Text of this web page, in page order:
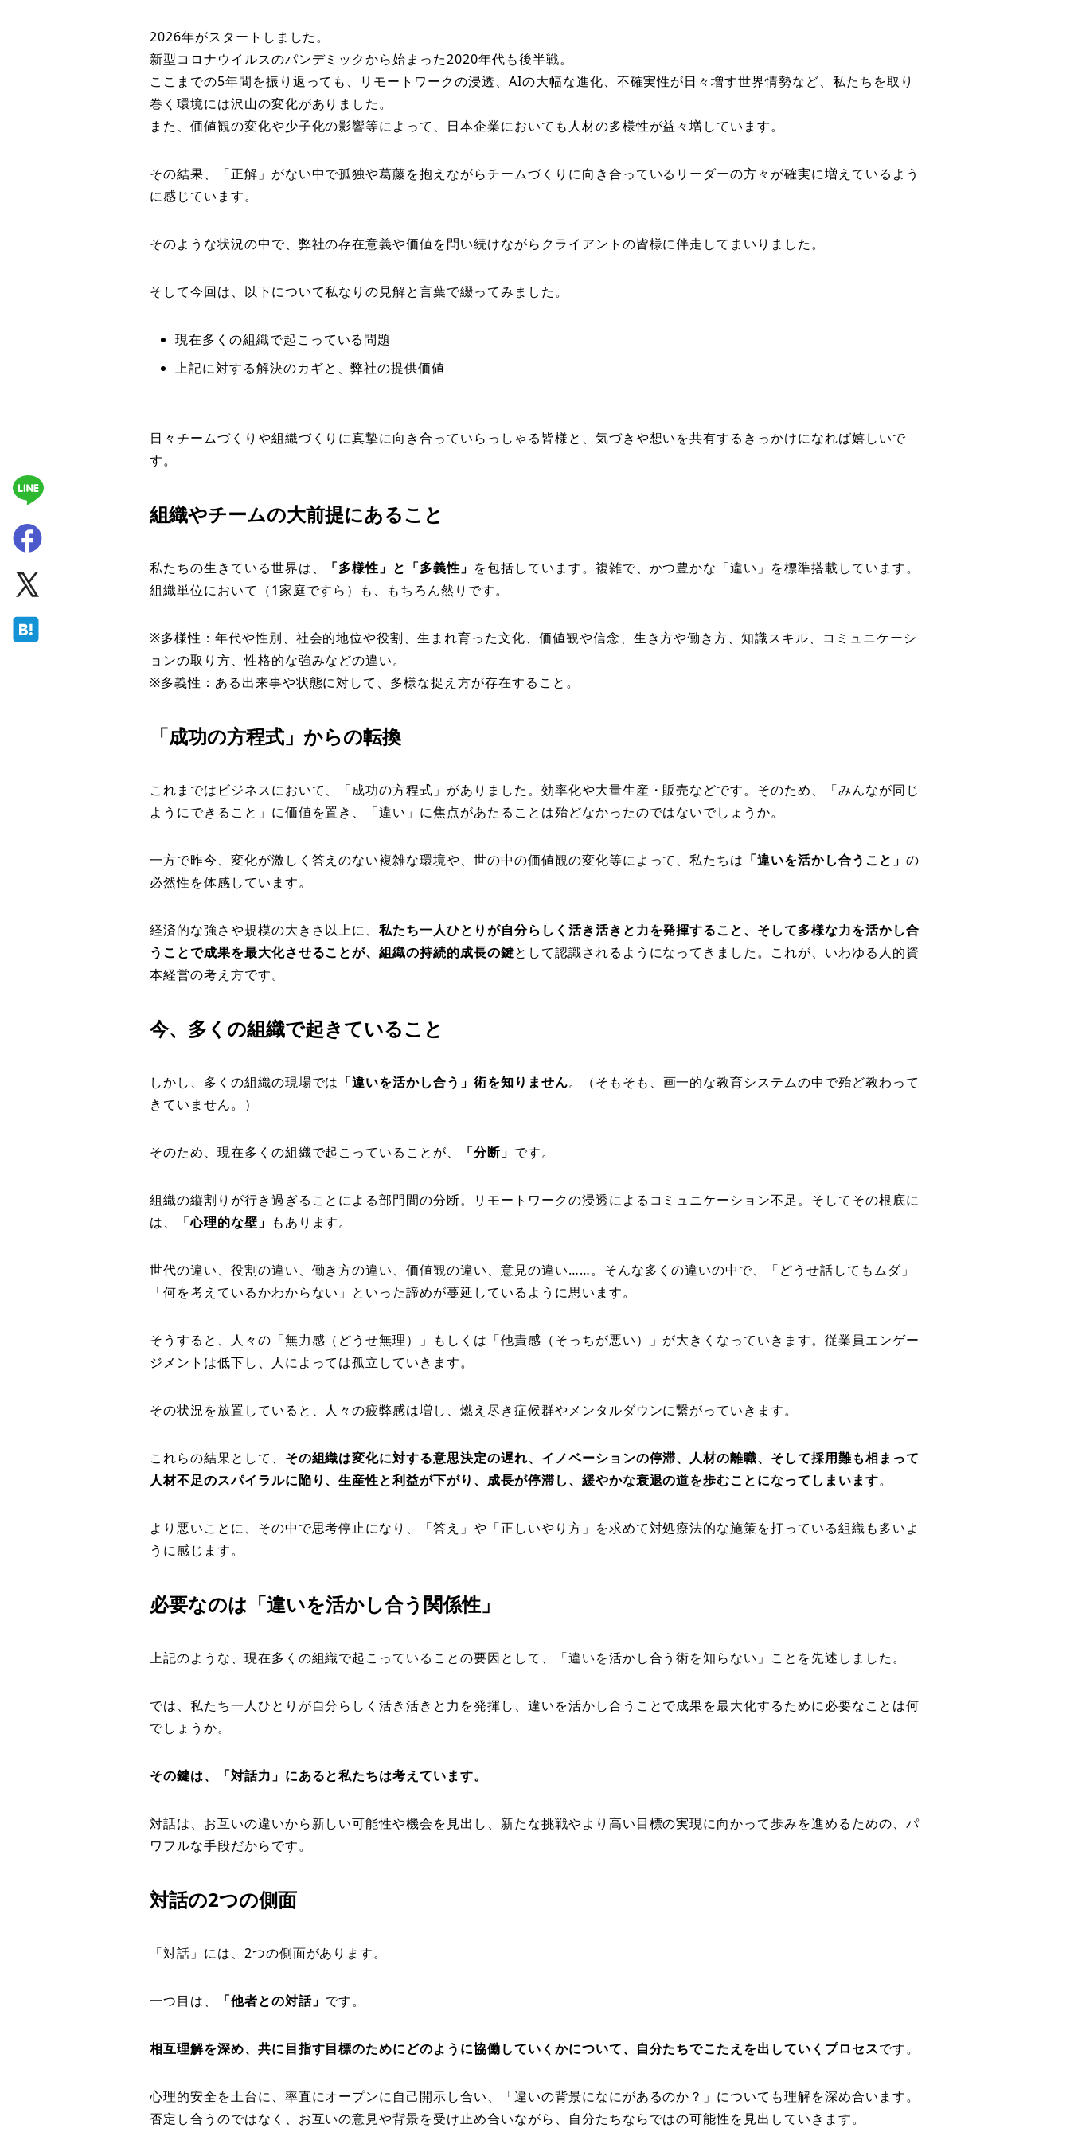
2026年がスタートしました。
新型コロナウイルスのパンデミックから始まった2020年代も後半戦。
ここまでの5年間を振り返っても、リモートワークの浸透、AIの大幅な進化、不確実性が日々増す世界情勢など、私たちを取り
巻く環境には沢山の変化がありました。
また、価値観の変化や少子化の影響等によって、日本企業においても人材の多様性が益々増しています。
その結果、「正解」がない中で孤独や葛藤を抱えながらチームづくりに向き合っているリーダーの方々が確実に増えているよう
に感じています。
そのような状況の中で、弊社の存在意義や価値を問い続けながらクライアントの皆様に伴走してまいりました。
そして今回は、以下について私なりの見解と言葉で綴ってみました。
現在多くの組織で起こっている問題
上記に対する解決のカギと、弊社の提供価値
日々チームづくりや組織づくりに真摯に向き合っていらっしゃる皆様と、気づきや想いを共有するきっかけになれば嬉しいで
す。
組織やチームの大前提にあること
私たちの生きている世界は、 「多様性」と「多義性」 を包括しています。複雑で、かつ豊かな「違い」を標準搭載しています。
組織単位において（1家庭ですら）も、もちろん然りです。
※多様性：年代や性別、社会的地位や役割、生まれ育った文化、価値観や信念、生き方や働き方、知識スキル、コミュニケーシ
ョンの取り方、性格的な強みなどの違い。
※多義性：ある出来事や状態に対して、多様な捉え方が存在すること。
「成功の方程式」からの転換
これまではビジネスにおいて、「成功の方程式」がありました。効率化や大量生産・販売などです。そのため、「みんなが同じ
ようにできること」に価値を置き、「違い」に焦点があたることは殆どなかったのではないでしょうか。
一方で昨今、変化が激しく答えのない複雑な環境や、世の中の価値観の変化等によって、私たちは 「違いを活かし合うこと」 の
必然性を体感しています。
経済的な強さや規模の大きさ以上に、私たち一人ひとりが自分らしく活き活きと力を発揮すること、そして多様な力を活かし合
うことで成果を最大化させることが、組織の持続的成長の鍵として認識されるようになってきました。これが、いわゆる人的資
本経営の考え方です。
今、多くの組織で起きていること
しかし、多くの組織の現場では 「違いを活かし合う」術を知りません。（そもそも、画一的な教育システムの中で殆ど教わって
きていません。）
そのため、現在多くの組織で起こっていることが、 「分断」 です。
組織の縦割りが行き過ぎることによる部門間の分断。リモートワークの浸透によるコミュニケーション不足。そしてその根底に
は、
「心理的な壁」 もあります。
世代の違い、役割の違い、働き方の違い、価値観の違い、意見の違い……。そんな多くの違いの中で、「どうせ話してもムダ」
「何を考えているかわからない」といった諦めが蔓延しているように思います。
そうすると、人々の「無力感（どうせ無理）」もしくは「他責感（そっちが悪い）」が大きくなっていきます。従業員エンゲー
ジメントは低下し、人によっては孤立していきます。
その状況を放置していると、人々の疲弊感は増し、燃え尽き症候群やメンタルダウンに繋がっていきます。
これらの結果として、 その組織は変化に対する意思決定の遅れ、イノベーションの停滞、人材の離職、そして採用難も相まって
人材不足のスパイラルに陥り、生産性と利益が下がり、成長が停滞し、緩やかな衰退の道を歩むことになってしまいます。
より悪いことに、その中で思考停止になり、「答え」や「正しいやり方」を求めて対処療法的な施策を打っている組織も多いよ
うに感じます。
必要なのは「違いを活かし合う関係性」
上記のような、現在多くの組織で起こっていることの要因として、「違いを活かし合う術を知らない」ことを先述しました。
では、私たち一人ひとりが自分らしく活き活きと力を発揮し、違いを活かし合うことで成果を最大化するために必要なことは何
でしょうか。
その鍵は、「対話力」にあると私たちは考えています。
対話は、お互いの違いから新しい可能性や機会を見出し、新たな挑戦やより高い目標の実現に向かって歩みを進めるための、パ
ワフルな手段だからです。
対話の2つの側面
「対話」には、2つの側面があります。
一つ目は、 「他者との対話」 です。
相互理解を深め、共に目指す目標のためにどのように協働していくかについて、自分たちでこたえを出していくプロセスです。
心理的安全を土台に、率直にオープンに自己開示し合い、「違いの背景になにがあるのか？」についても理解を深め合います。
否定し合うのではなく、お互いの意見や背景を受け止め合いながら、自分たちならではの可能性を見出していきます。